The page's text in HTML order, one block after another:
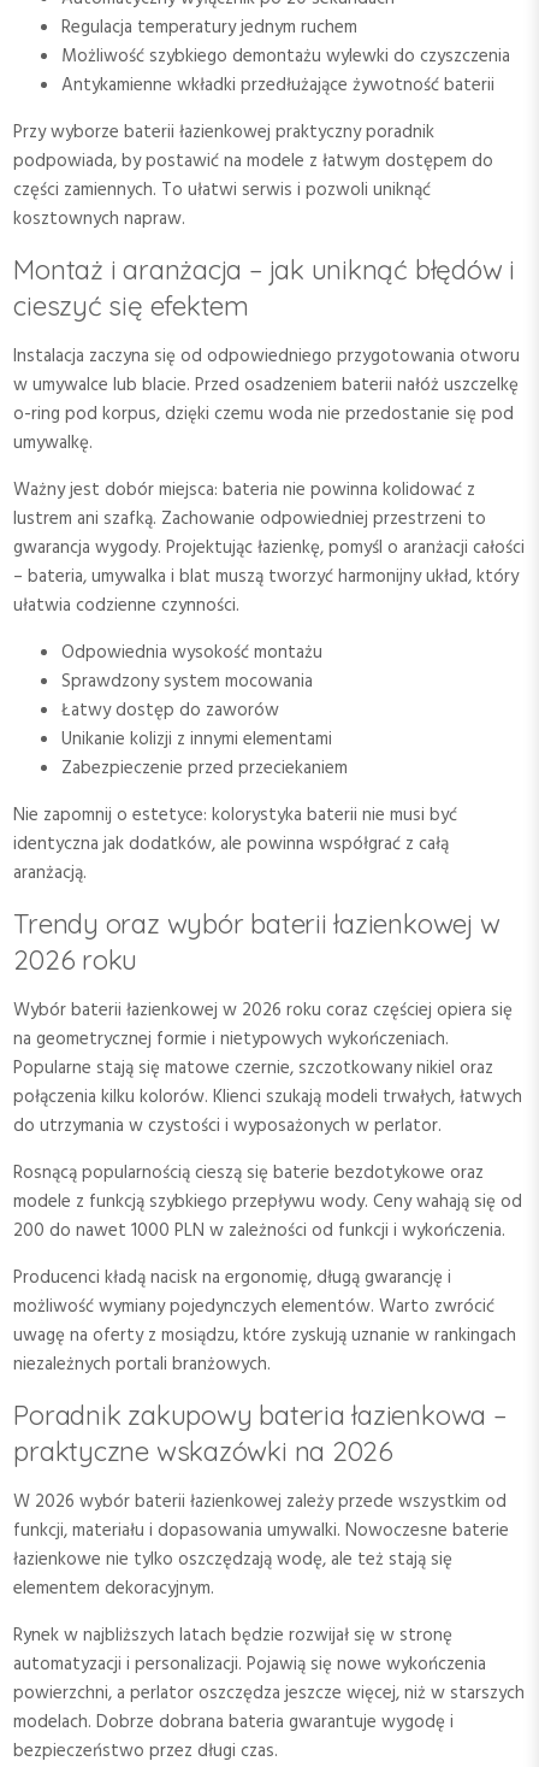
Regulacja temperatury jednym ruchem
Możliwość szybkiego demontażu wylewki do czyszczenia
Antykamienne wkładki przedłużające żywotność baterii
Przy wyborze baterii łazienkowej praktyczny poradnik
podpowiada, by postawić na modele z łatwym dostępem do
części zamiennych. To ułatwi serwis i pozwoli uniknąć
kosztownych napraw.
Montaż i aranżacja – jak uniknąć błędów i
cieszyć się efektem
Instalacja zaczyna się od odpowiedniego przygotowania otworu
w umywalce lub blacie. Przed osadzeniem baterii nałóż uszczelkę
o-ring pod korpus, dzięki czemu woda nie przedostanie się pod
umywalkę.
Ważny jest dobór miejsca: bateria nie powinna kolidować z
lustrem ani szafką. Zachowanie odpowiedniej przestrzeni to
gwarancja wygody. Projektując łazienkę, pomyśl o aranżacji całości
– bateria, umywalka i blat muszą tworzyć harmonijny układ, który
ułatwia codzienne czynności.
Odpowiednia wysokość montażu
Sprawdzony system mocowania
Łatwy dostęp do zaworów
Unikanie kolizji z innymi elementami
Zabezpieczenie przed przeciekaniem
Nie zapomnij o estetyce: kolorystyka baterii nie musi być
identyczna jak dodatków, ale powinna współgrać z całą
aranżacją.
Trendy oraz wybór baterii łazienkowej w
2026 roku
Wybór baterii łazienkowej w 2026 roku coraz częściej opiera się
na geometrycznej formie i nietypowych wykończeniach.
Popularne stają się matowe czernie, szczotkowany nikiel oraz
połączenia kilku kolorów. Klienci szukają modeli trwałych, łatwych
do utrzymania w czystości i wyposażonych w perlator.
Rosnącą popularnością cieszą się baterie bezdotykowe oraz
modele z funkcją szybkiego przepływu wody. Ceny wahają się od
200 do nawet 1000 PLN w zależności od funkcji i wykończenia.
Producenci kładą nacisk na ergonomię, długą gwarancję i
możliwość wymiany pojedynczych elementów. Warto zwrócić
uwagę na oferty z mosiądzu, które zyskują uznanie w rankingach
niezależnych portali branżowych.
Poradnik zakupowy bateria łazienkowa –
praktyczne wskazówki na 2026
W 2026 wybór baterii łazienkowej zależy przede wszystkim od
funkcji, materiału i dopasowania umywalki. Nowoczesne baterie
łazienkowe nie tylko oszczędzają wodę, ale też stają się
elementem dekoracyjnym.
Rynek w najbliższych latach będzie rozwijał się w stronę
automatyzacji i personalizacji. Pojawią się nowe wykończenia
powierzchni, a perlator oszczędza jeszcze więcej, niż w starszych
modelach. Dobrze dobrana bateria gwarantuje wygodę i
bezpieczeństwo przez długi czas.